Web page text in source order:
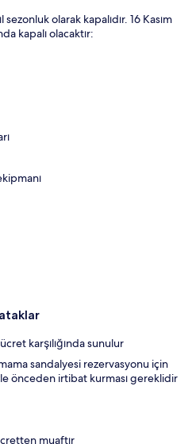
olarak kapalıdır. 16 Kasım
kapalı olacaktır:
karşılığında sunulur
sandalyesi rezervasyonu için
önceden irtibat kurması gereklidir
muaftır